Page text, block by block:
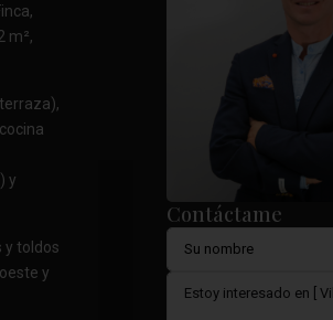
m²,
y
y toldos
y
Contáctame